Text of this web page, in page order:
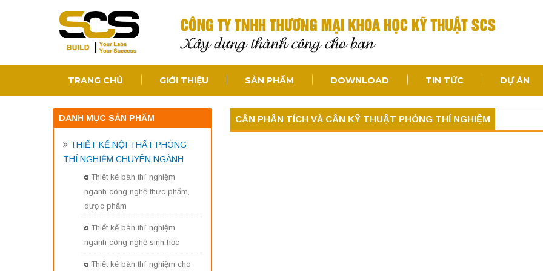
TRANG CHỦ GIỚI THIỆU SẢN PHẨM DOWNLOAD TIN TỨC DỰ ÁN
DANH MỤC SẢN PHẨM
THIẾT KẾ NỘI THẤT PHÒNG
THÍ NGHIỆM CHUYÊN NGÀNH
Thiết kế bàn thí nghiệm
ngành công nghệ thực phẩm,
dược phẩm
Thiết kế bàn thí nghiệm
ngành công nghệ sinh học
Thiết kế bàn thí nghiệm cho
CÂN PHÂN TÍCH VÀ CÂN KỸ THUẬT PHÒNG THÍ NGHIỆM